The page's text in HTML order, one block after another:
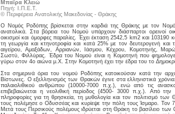
Μπαΐρα Κλειώ
Πηγή: Ι.Π.Ε.Τ.
© Περιφέρεια Ανατολικής Μακεδονίας - Θράκης
Ο Νομός Ροδόπης βρίσκεται στην καρδιά της Θράκης με τον
ανατολικά. Στα βόρεια του Νομού υπάρχουν διάσπαρτοι ορεινοί
οικισμοί και όμορφες παραλίες. Έχει έκταση 2542,5 km2 και 103190
τη γεωργία και κτηνοτροφία και κατά 25% με τον δευτερογενή
αιγείρου, Αμαξάδων, Αρριανών, Ιάσμου, Κέχρου, Κομοτηνής,
Σωστύ, Φιλλύρας. Έδρα του Νομού είναι η Κομοτηνή που
γύρω στον 4ο αιώνα μ.Χ. Στην Κομοτηνή έχει την έδρα του το
Στα σημερινά όρια του νομού Ροδόπης κατοικούσαν κατά την
Βίστωνες. Ο εξελληνισμός των Θρακών έγινε στα ελληνιστικά
παλαιολιθικού ανθρώπου (10000-7000 π.χ.), ενώ από τις
επιβεβαιώνεται η νεολιθική περίοδος (4500- 3000 π.χ.). Από
πληροφορίες για τη θρησκεία, τη μυθολογία και τον πολιτισμό
τους πολέμησε ο Οδυσσέας και κυρίεψε την πόλη τους Ίσμαρο. Τον
Μετά τους Περσικούς πολέμους ιδρύεται στη Θράκη το βασίλειο